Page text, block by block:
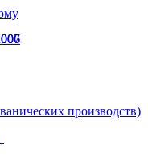
производств)